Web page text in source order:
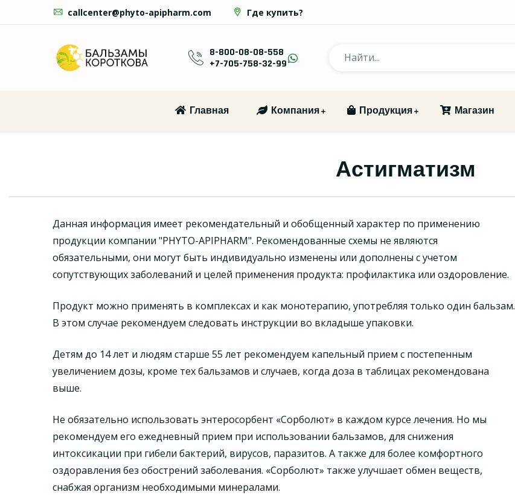
callcenter@phyto-apipharm.com Где купить?
8-800-08-08-558
+7-705-758-32-99
Главная Компания Продукция Магазин
Астигматизм
Данная информация имеет рекомендательный и обобщенный характер по применению
продукции компании "PHYTO-APIPHARM". Рекомендованные схемы не являются
обязательными, они могут быть индивидуально изменены или дополнены с учетом
сопутствующих заболеваний и целей применения продукта: профилактика или оздоровление.
Продукт можно применять в комплексах и как монотерапию, употребляя только один бальзам.
В этом случае рекомендуем следовать инструкции во вкладыше упаковки.
Детям до 14 лет и людям старше 55 лет рекомендуем капельный прием с постепенным
увеличением дозы, кроме тех бальзамов и случаев, когда доза в таблицах рекомендована
выше.
Не обязательно использовать энтеросорбент «Сорболют» в каждом курсе лечения. Но мы
рекомендуем его ежедневный прием при использовании бальзамов, для снижения
интоксикации при гибели бактерий, вирусов, паразитов. А также для более комфортного
оздоравления без обострений заболевания. «Сорболют» также улучшает обмен веществ,
снабжая организм необходимыми минералами.